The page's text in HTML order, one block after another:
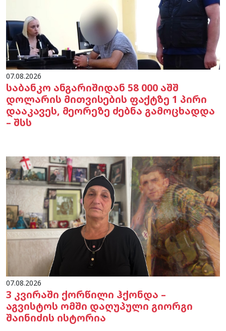
07.08.2026
საბანკო ანგარიშიდან 58 000 აშშ
დოლარის მითვისების ფაქტზე 1 პირი
დააკავეს, მეორეზე ძებნა გამოცხადდა
– შსს
07.08.2026
3 კვირაში ქორწილი ჰქონდა –
აგვისტოს ომში დაღუპული გიორგი
შაინიძის ისტორია